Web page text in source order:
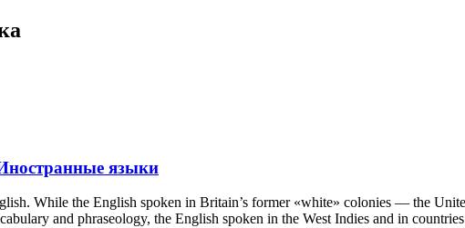
языки
While the English spoken in Britain’s former «white» colonies — the
and phraseology, the English spoken in the West Indies and in